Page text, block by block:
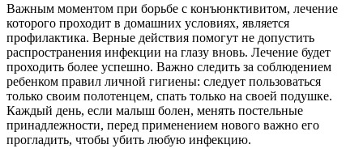
Важным моментом при борьбе с конъюнктивитом, лечение
которого проходит в домашних условиях, является
профилактика. Верные действия помогут не допустить
распространения инфекции на глазу вновь. Лечение будет
проходить более успешно. Важно следить за соблюдением
ребенком правил личной гигиены: следует пользоваться
только своим полотенцем, спать только на своей подушке.
Каждый день, если малыш болен, менять постельные
принадлежности, перед применением нового важно его
прогладить, чтобы убить любую инфекцию.